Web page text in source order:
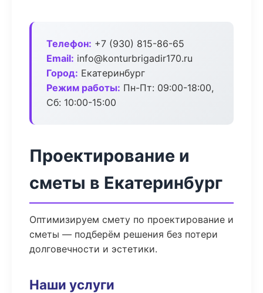
Телефон: +7 (930) 815-86-65
Email: info@konturbrigadir170.ru
Город: Екатеринбург
Режим работы: Пн-Пт: 09:00-18:00,
Сб: 10:00-15:00
Проектирование и
сметы в Екатеринбург
Оптимизируем смету по проектирование и
сметы — подберём решения без потери
долговечности и эстетики.
Наши услуги